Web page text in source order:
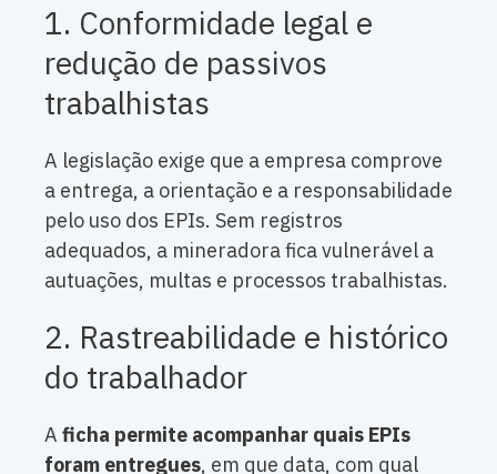
1. Conformidade legal e
redução de passivos
trabalhistas
A legislação exige que a empresa comprove
a entrega, a orientação e a responsabilidade
pelo uso dos EPIs. Sem registros
adequados, a mineradora fica vulnerável a
autuações, multas e processos trabalhistas.
2. Rastreabilidade e histórico
do trabalhador
A ficha permite acompanhar quais EPIs
foram entregues, em que data, com qual